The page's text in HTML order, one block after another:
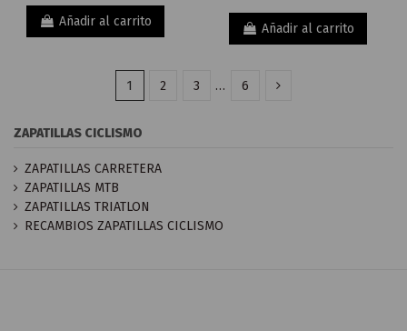
Añadir al carrito Añadir al carrito
1 2 3 … 6
ZAPATILLAS CICLISMO
ZAPATILLAS CARRETERA
ZAPATILLAS MTB
ZAPATILLAS TRIATLON
RECAMBIOS ZAPATILLAS CICLISMO